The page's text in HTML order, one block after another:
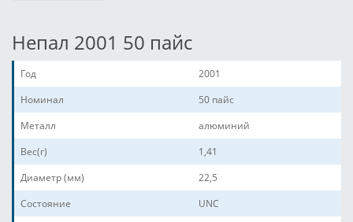
Непал 2001 50 пайс
Год
2001
Номинал
50 пайс
Металл
алюминий
Вес(г)
1,41
Диаметр (мм)
22,5
Состояние
UNC